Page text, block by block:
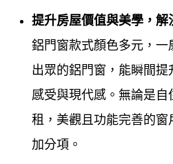
工程宅急便 讓您最放心。為了
質，更專業快速的施工， 鋁
取新知，並加強勘驗每一次施
品質的嚴謹要求，最好的鋁門
服務，有良好的口碑，才是長
的肯定，才能長長久久穩定經
提升房屋價值與美學，解
鋁門窗款式顏色多元，一
出眾的鋁門窗，能瞬間
感受與現代感。無論是自
租，美觀且功能完善的窗
加分項。